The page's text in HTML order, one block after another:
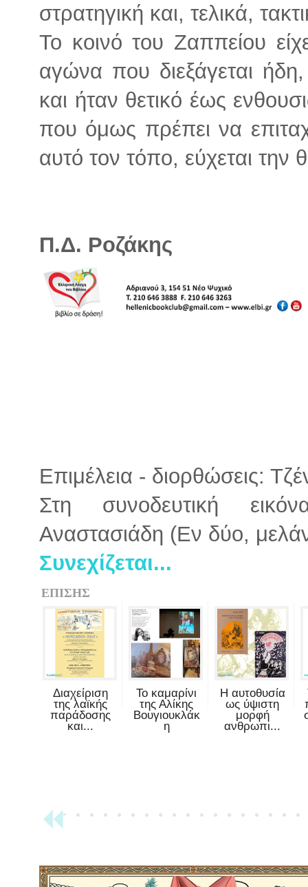
στρατηγική και, τελικά,
Το κοινό του Ζαππείου
αγώνα που διεξάγεται
και ήταν θετικό έως
που όμως πρέπει να
αυτό τον τόπο, εύχεται
Π.Δ. Ροζάκης
Επιμέλεια - διορθώσεις:
Στη συνοδευτική
Αναστασιάδη (Εν δύο,
Συνεχίζεται...
ΕΠΙΣΗΣ
Διαχείριση
της λαϊκής
παράδοσης
και...
Το καμαρίνι
της Αλίκης
Βουγιουκλάκ
η
Η αυτοθυσία
ως ύψιστη
μορφή
ανθρωπι...